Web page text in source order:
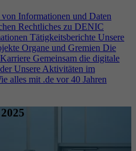
von Informationen und Daten
Rechtliches zu DENIC
Tätigkeitsberichte Unsere
Organe und Gremien Die
Karriere Gemeinsam die digitale
Unsere Aktivitäten im
alles mit .de vor 40 Jahren